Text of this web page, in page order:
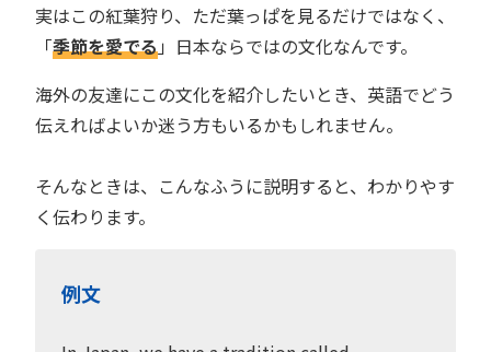
実はこの紅葉狩り、ただ葉っぱを見るだけではなく、
「季節を愛でる」日本ならではの文化なんです。
海外の友達にこの文化を紹介したいとき、英語でどう
伝えればよいか迷う方もいるかもしれません。
そんなときは、こんなふうに説明すると、わかりやす
く伝わります。
例文